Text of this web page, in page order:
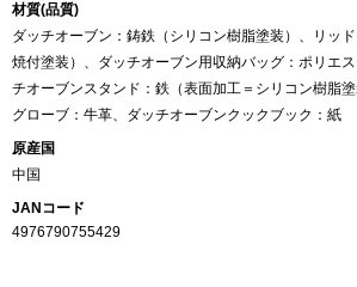
材質(品質)
ダッチオーブン：鋳鉄（シリコン樹脂塗装）、リッ
焼付塗装）、ダッチオーブン用収納バッグ：ポリエ
チオーブンスタンド：鉄（表面加工＝シリコン樹脂
グローブ：牛革、ダッチオーブンクックブック：紙
原産国
中国
JANコード
4976790755429